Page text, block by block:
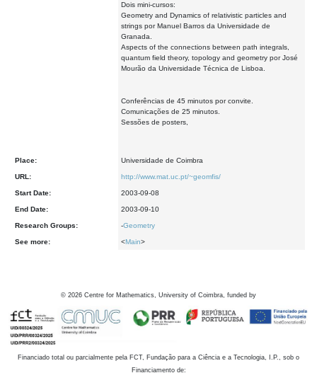
Dois mini-cursos:
Geometry and Dynamics of relativistic particles and
strings por Manuel Barros da Universidade de
Granada.
Aspects of the connections between path integrals,
quantum field theory, topology and geometry por José
Mourão da Universidade Técnica de Lisboa.
Conferências de 45 minutos por convite.
Comunicações de 25 minutos.
Sessões de posters,
Place: Universidade de Coimbra
URL: http://www.mat.uc.pt/~geomfis/
Start Date: 2003-09-08
End Date: 2003-09-10
Research Groups: -Geometry
See more: <Main>
© 2026 Centre for Mathematics, University of Coimbra, funded by
Financiado total ou parcialmente pela FCT, Fundação para a Ciência e a Tecnologia, I.P., sob o
Financiamento de: